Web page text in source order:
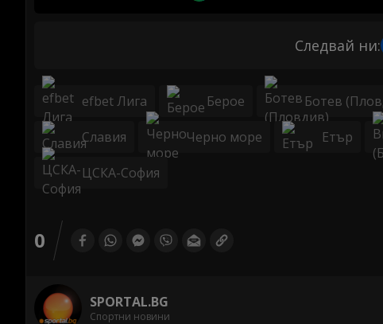
Следвай ни:
efbet Лига Берое Ботев
Славия Черно море Етър
ЦСКА-София
0
SPORTAL.BG
Спортни новини